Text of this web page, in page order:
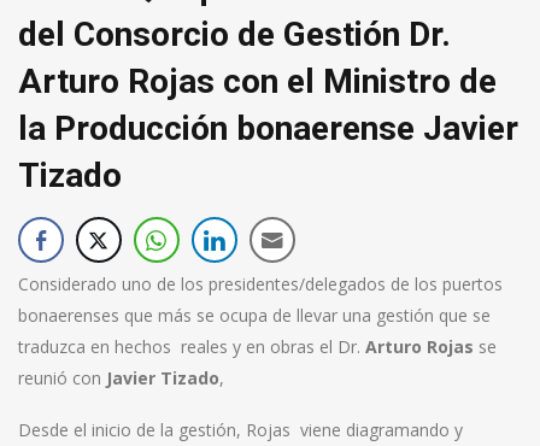
del Consorcio de Gestión Dr.
Arturo Rojas con el Ministro de
la Producción bonaerense Javier
Tizado
Considerado uno de los presidentes/delegados de los puertos
bonaerenses que más se ocupa de llevar una gestión que se
traduzca en hechos reales y en obras el Dr. Arturo Rojas se
reunió con Javier Tizado,
Desde el inicio de la gestión, Rojas viene diagramando y